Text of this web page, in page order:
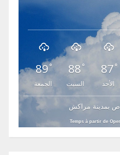
89°
الجمعة
88 °
السبت
87°
الأحد
بمدينة مراكش
Temps à partir de